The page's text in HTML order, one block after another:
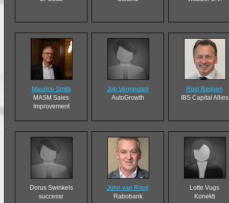
Maurice Smits
MASM Sales
Improvement
Job Vermeulen
AutoGrowth
Roel Reijnen
IBS Capital Allies
Dorus Swinkels
successr
John van Rooij
Rabobank
Lotte Vugs
Konekti